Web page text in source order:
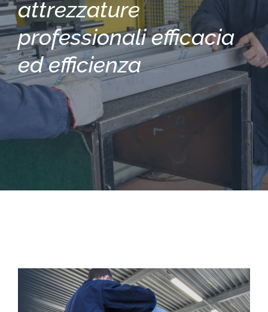
attrezzature
professionali efficacia
ed efficienza